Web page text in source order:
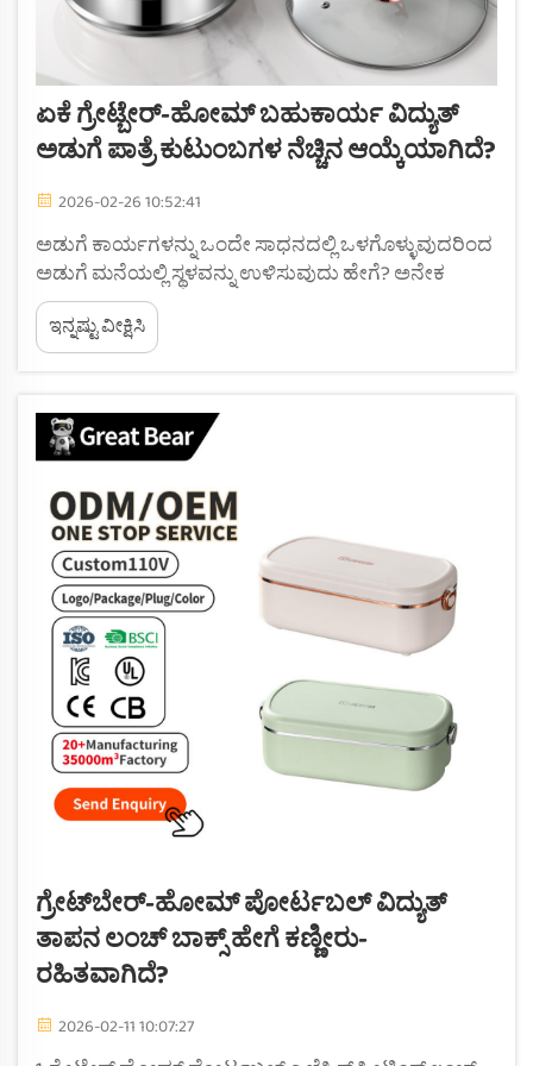
ಏಕೆ ಗ್ರೇಟ್ಬೇರ್-ಹೋಮ್ ಬಹುಕಾರ್ಯ ವಿದ್ಯುತ್
ಅಡುಗೆ ಪಾತ್ರೆ ಕುಟುಂಬಗಳ ನೆಚ್ಚಿನ ಆಯ್ಕೆಯಾಗಿದೆ?
2026-02-26 10:52:41
ಅಡುಗೆ ಕಾರ್ಯಗಳನ್ನು ಒಂದೇ ಸಾಧನದಲ್ಲಿ ಒಳಗೊಳ್ಳುವುದರಿಂದ
ಅಡುಗೆ ಮನೆಯಲ್ಲಿ ಸ್ಥಳವನ್ನು ಉಳಿಸುವುದು ಹೇಗೆ? ಅನೇಕ
ಅಡುಗೆ ಮನೆಗಳು ಏಕ-ಉದ್ದೇಶದ ಉಪಕರಣಗಳಿಂದ
ತುಂಬಿಕೊಳ್ಳುತ್ತವೆ, ಇವುಗಳು ಸಹಾಯಕ್ಕಿಂತ ಹೆಚ್ಚಾಗಿ
ತೊಂದರೆಯನ್ನು ಉಂಟುಮಾಡುತ್ತವೆ. ಬಹುಕಾರ್ಯ ವಿದ್ಯುತ್
ಸಾಧನದಲ್ಲಿ ಒಳಗೊಳ್ಳುತ್ತದೆ...
ಇನ್ನಷ್ಟು ವೀಕ್ಷಿಸಿ
ಗ್ರೇಟ್‌ಬೇರ್-ಹೋಮ್ ಪೋರ್ಟಬಲ್ ವಿದ್ಯುತ್
ತಾಪನ ಲಂಚ್ ಬಾಕ್ಸ್ ಹೇಗೆ ಕಣ್ಣೀರು-
ರಹಿತವಾಗಿದೆ?
2026-02-11 10:07:27